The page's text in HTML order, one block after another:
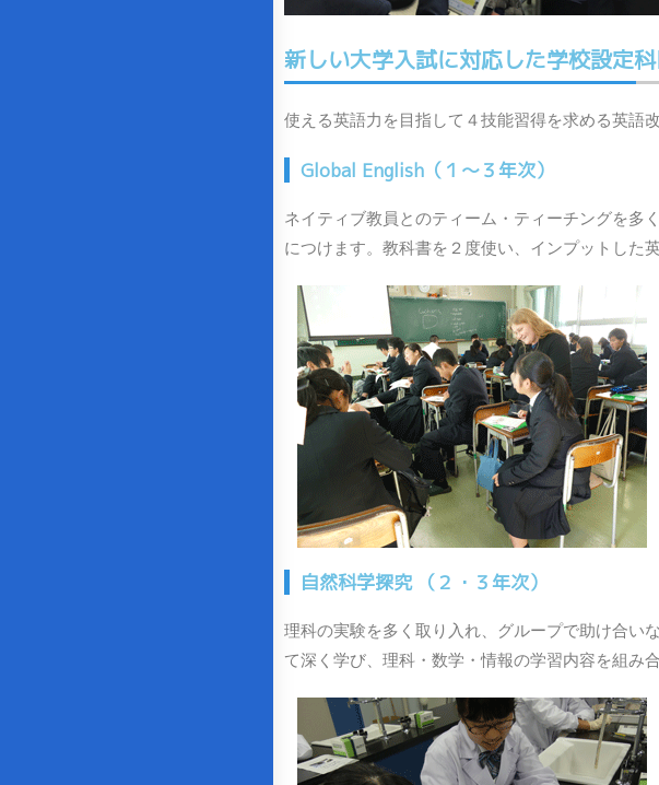
新しい大学入試に対応した学校設定
使える英語力を目指して４技能習得を求める英語
Global English（１～３年次）
ネイティブ教員とのティーム・ティーチングを多
につけます。教科書を２度使い、インプットした
自然科学探究 （２・３年次）
理科の実験を多く取り入れ、グループで助け合
て深く学び、理科・数学・情報の学習内容を組み